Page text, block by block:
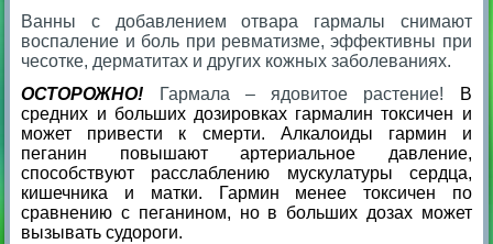
Ванны с добавлением отвара гармалы снимают
воспаление и боль при ревматизме, эффективны при
чесотке, дерматитах и других кожных заболеваниях.
ОСТОРОЖНО!
Гармала – ядовитое растение!
В
средних и больших дозировках гармалин токсичен и
может привести к смерти. Алкалоиды гармин и
пеганин повышают артериальное давление,
способствуют расслаблению мускулатуры сердца,
кишечника и матки. Гармин менее токсичен по
сравнению с пеганином, но в больших дозах может
вызывать судороги.